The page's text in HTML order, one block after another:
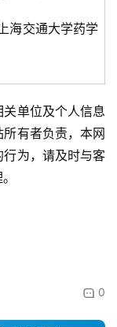
海交通大学药学
单位及个人信息
有者负责，本网
为，请及时与客
0